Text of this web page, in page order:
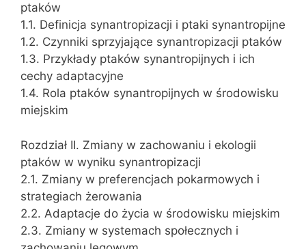
ptaków
1.1. Definicja synantropizacji i ptaki synantropijne
1.2. Czynniki sprzyjające synantropizacji ptaków
1.3. Przykłady ptaków synantropijnych i ich
cechy adaptacyjne
1.4. Rola ptaków synantropijnych w środowisku
miejskim
Rozdział II. Zmiany w zachowaniu i ekologii
ptaków w wyniku synantropizacji
2.1. Zmiany w preferencjach pokarmowych i
strategiach żerowania
2.2. Adaptacje do życia w środowisku miejskim
2.3. Zmiany w systemach społecznych i